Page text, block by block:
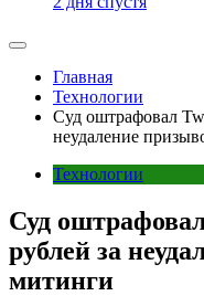
Главная
Технологии
Суд оштрафовал
неудаление
Технологии
Суд
рублей за
митинги